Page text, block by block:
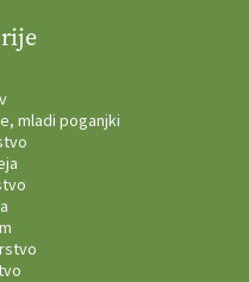
mladi poganjki